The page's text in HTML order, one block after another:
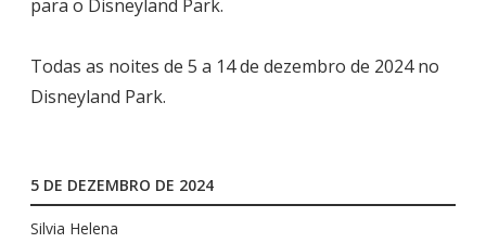
para o Disneyland Park.
Todas as noites de 5 a 14 de dezembro de 2024 no
Disneyland Park.
5 DE DEZEMBRO DE 2024
Silvia Helena